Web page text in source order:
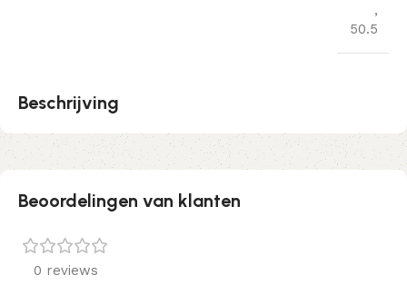
,
50.5
Beschrijving
Beoordelingen van klanten
0 reviews